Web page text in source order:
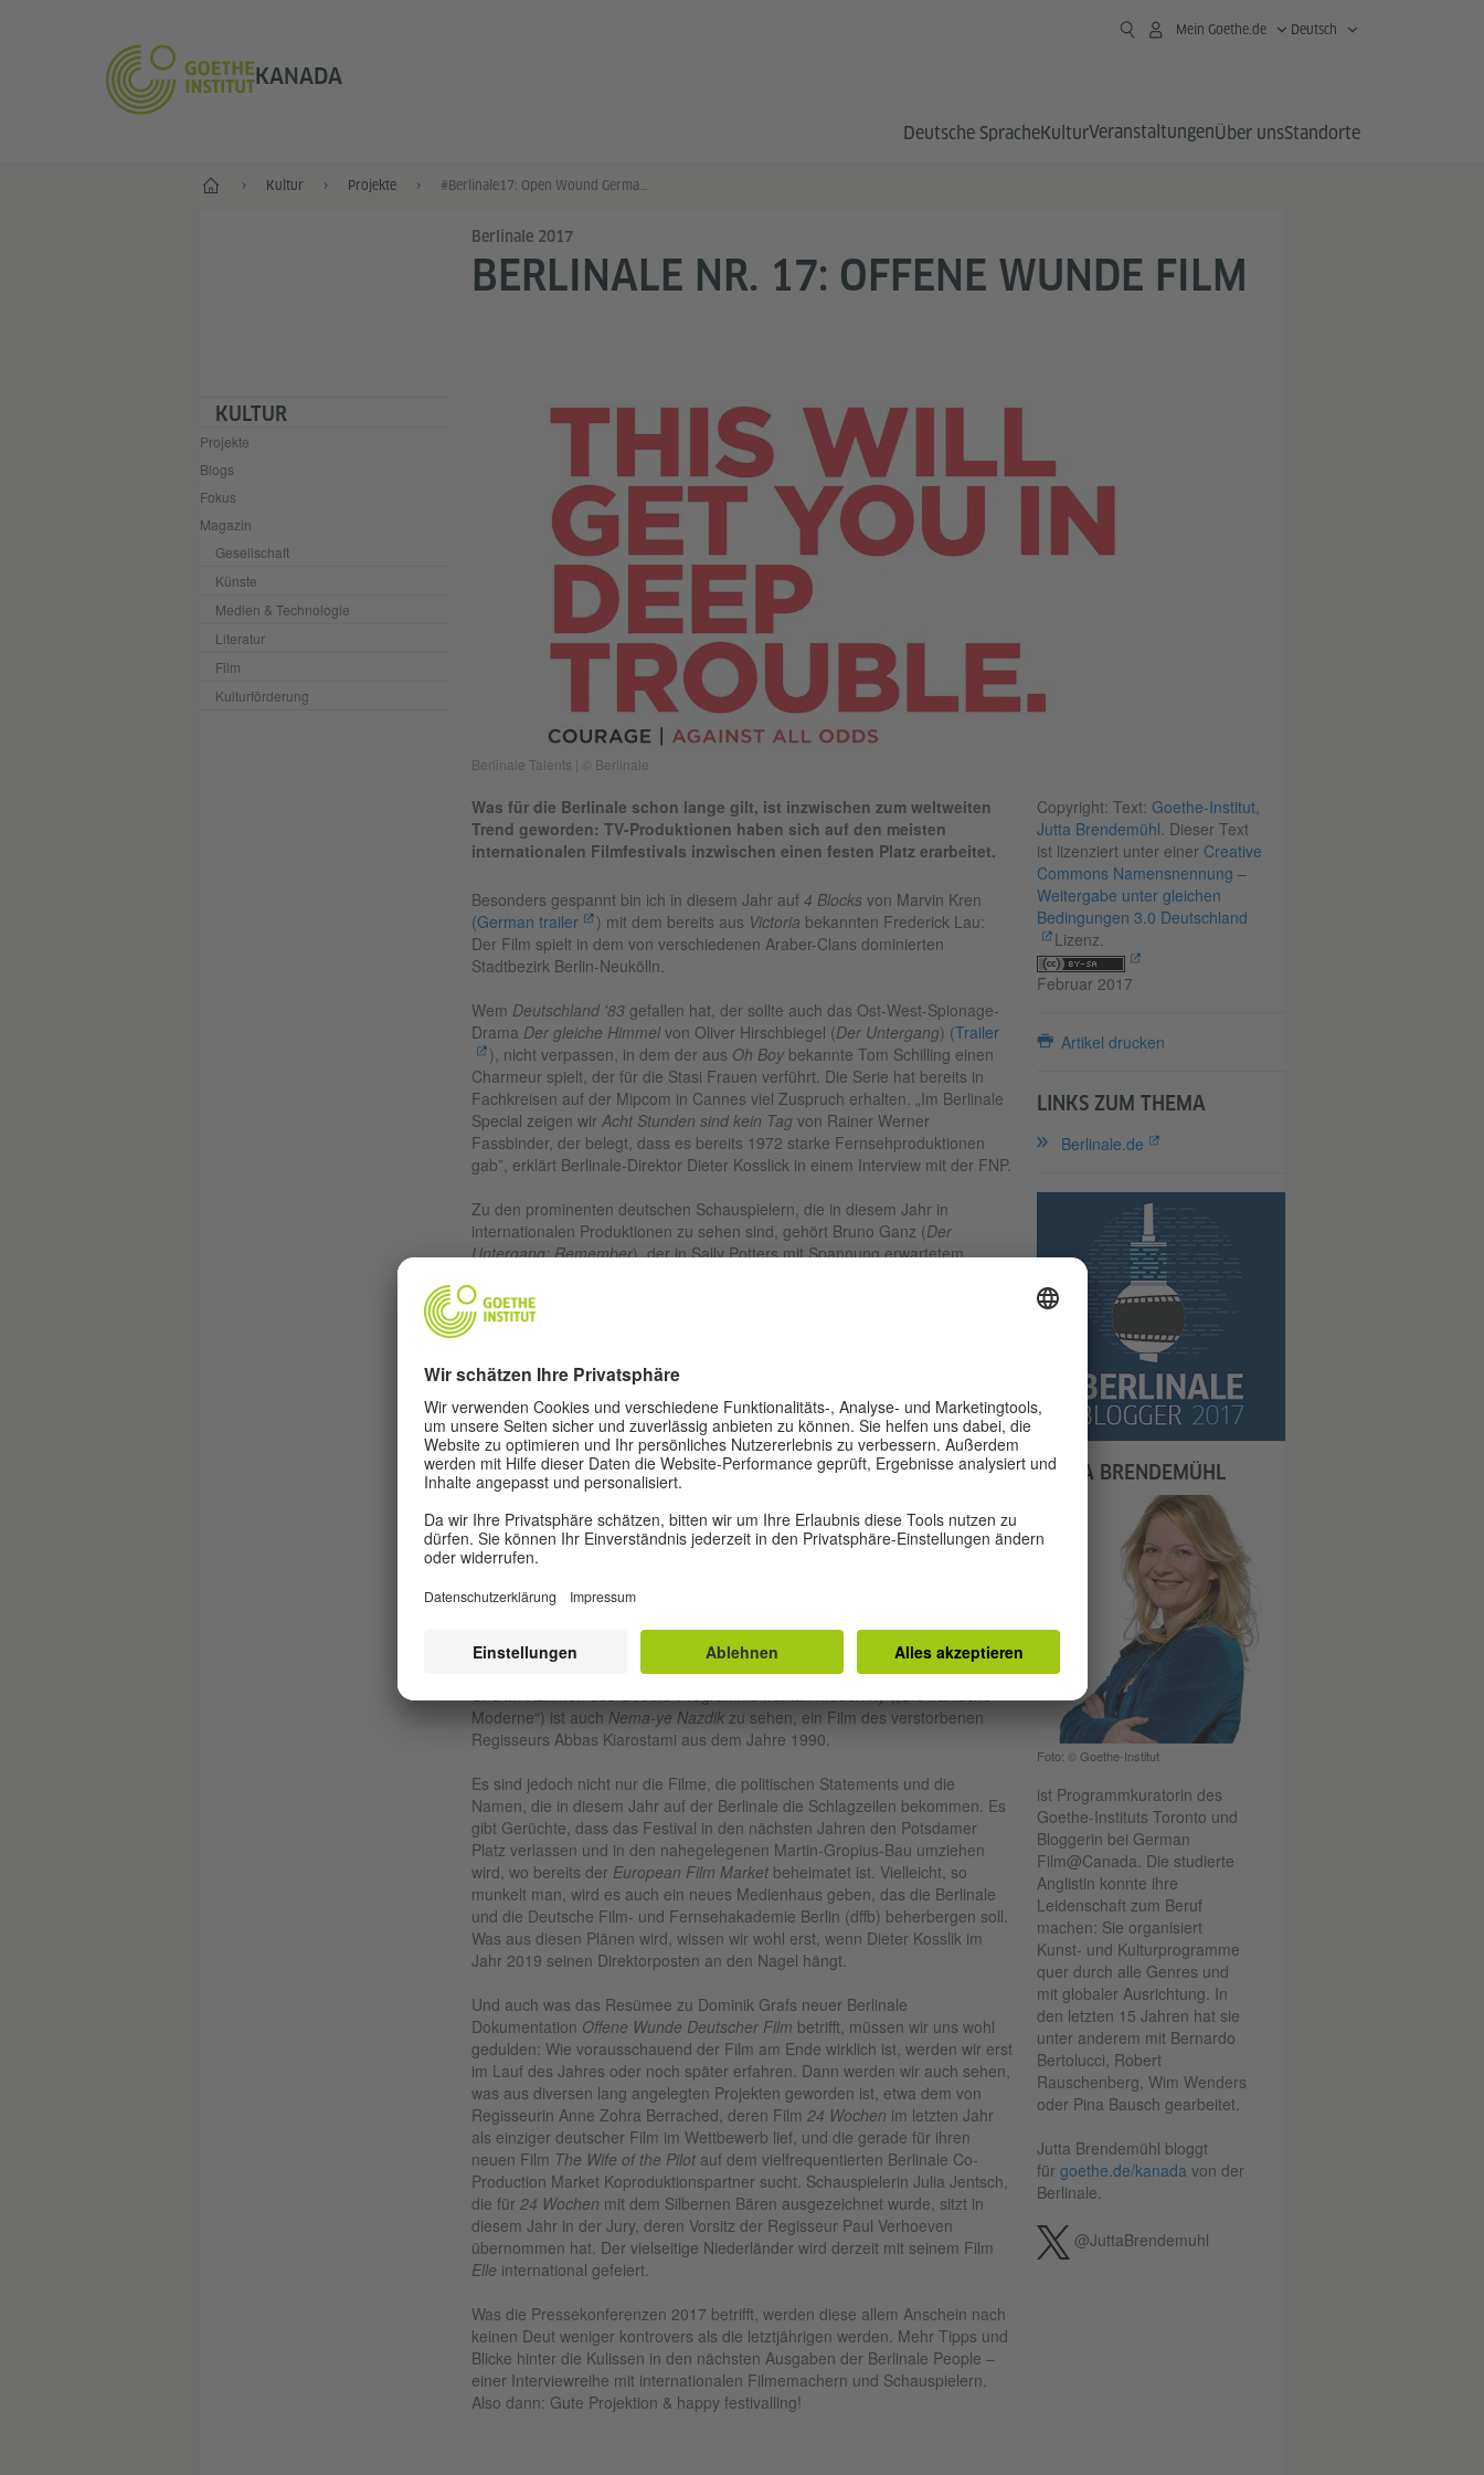
KANADA
Mein Goethe.de Deutsch
Deutsche SpracheKulturVeranstaltungenÜber unsStandorte
Start Kultur Projekte #Berlinale17: Open Wound German Film
KULTUR
Projekte
Blogs
Fokus
Magazin
Gesellschaft
Künste
Medien & Technologie
Literatur
Film
Kulturförderung
Berlinale 2017
BERLINALE NR. 17: OFFENE WUNDE FILM
Berlinale Talents | © Berlinale
Was für die Berlinale schon lange gilt, ist inzwischen zum weltweiten
Trend geworden: TV-Produktionen haben sich auf den meisten
internationalen Filmfestivals inzwischen einen festen Platz erarbeitet.
Besonders gespannt bin ich in diesem Jahr auf 4 Blocksvon Marvin Kren
(German trailer ) mit dem bereits aus Victoria bekannten Frederick Lau:
Der Film spielt in dem von verschiedenen Araber-Clans dominierten
Stadtbezirk Berlin-Neukölln.
Wem Deutschland '83gefallen hat, der sollte auch das Ost-West-Spionage-
Drama Der gleiche Himmelvon Oliver Hirschbiegel (Der Untergang) (Trailer
), nicht verpassen, in dem der aus Oh Boybekannte Tom Schilling einen
Charmeur spielt, der für die Stasi Frauen verführt. Die Serie hat bereits in
Fachkreisen auf der Mipcom in Cannes viel Zuspruch erhalten. „Im Berlinale
Special zeigen wir Acht Stunden sind kein Tagvon Rainer Werner
Fassbinder, der belegt, dass es bereits 1972 starke Fernsehproduktionen
gab”, erklärt Berlinale-Direktor Dieter Kosslick in einem Interview mit der FNP.
Zu den prominenten deutschen Schauspielern, die in diesem Jahr in
internationalen Produktionen zu sehen sind, gehört Bruno Ganz (Der
Untergang; Remember), der in Sally Potters mit Spannung erwartetem
abnehmenden Lichts
Berlinale Special gezeigt wird. Lars Eidinger (
– eine dystopische Version der Luftschlacht um England (der König gefangen
genommen, Churchill tot, die Achsenmächte haben gewonnen), gegen die
der Brexit wie ein Sonntagsspaziergang (oder eine düstere Vorahnung) wirkt.
Was viele nicht wissen: Die Berlinale ist auch für das Goethe-Institut eine
Erfolgsgeschichte. Toronto drückt seinen künstlerischen Mitarbeitern kräftig
die Daumen, als da wären Heinz Emigholz mit seiner vierteiliegen Serie
Streetscapes; Oliver Husain, dessenLa Isla Maria 3D(englischer Trailer
)
im Bereich Forum Expanded läuft. Chris Gehmann und Bruce La Bruce aus
Toronto sind hier mit einer nicht weniger kühnen deutschen Produktion zu
präsentieren außerdem drei ehemalige Artists-in-Residency des Goethe-
Instituts Toronto ihre neuesten Werke. Gemeinsam mit der Ryerson
University haben wir zudem die in Berlin lebende Filipa César gerade dem
kanadischen Publikum vorgestellt. Auch sie ist auf der Berlinale vertreten.
Und im Rahmen des Goethe-Programms Iranian Modernity („Die iranische
Moderne“) ist auch Nema-ye Nazdikzu sehen, ein Film des verstorbenen
Regisseurs Abbas Kiarostami aus dem Jahre 1990.
Es sind jedoch nicht nur die Filme, die politischen Statements und die
Namen, die in diesem Jahr auf der Berlinale die Schlagzeilen bekommen. Es
gibt Gerüchte, dass das Festival in den nächsten Jahren den Potsdamer
Platz verlassen und in den nahegelegenen Martin-Gropius-Bau umziehen
wird, wo bereits der European Film Marketbeheimatet ist. Vielleicht, so
munkelt man, wird es auch ein neues Medienhaus geben, das die Berlinale
und die Deutsche Film- und Fernsehakademie Berlin (dffb) beherbergen soll.
Was aus diesen Plänen wird, wissen wir wohl erst, wenn Dieter Kosslik im
Jahr 2019 seinen Direktorposten an den Nagel hängt.
Und auch was das Resümee zu Dominik Grafs neuer Berlinale
Dokumentation Offene Wunde Deutscher Film betrifft, müssen wir uns wohl
gedulden: Wie vorausschauend der Film am Ende wirklich ist, werden wir erst
im Lauf des Jahres oder noch später erfahren. Dann werden wir auch sehen,
was aus diversen lang angelegten Projekten geworden ist, etwa dem von
Regisseurin Anne Zohra Berrached, deren Film 24 Wochen im letzten Jahr
als einziger deutscher Film im Wettbewerb lief, und die gerade für ihren
neuen Film The Wife of the Pilot auf dem vielfrequentierten Berlinale Co-
Production Market Koproduktionspartner sucht. Schauspielerin Julia Jentsch,
die für 24 Wochen mit dem Silbernen Bären ausgezeichnet wurde, sitzt in
diesem Jahr in der Jury, deren Vorsitz der Regisseur Paul Verhoeven
übernommen hat. Der vielseitige Niederländer wird derzeit mit seinem Film
Elle international gefeiert.
Was die Pressekonferenzen 2017 betrifft, werden diese allem Anschein nach
keinen Deut weniger kontrovers als die letztjährigen werden. Mehr Tipps und
Blicke hinter die Kulissen in den nächsten Ausgaben der Berlinale People –
einer Interviewreihe mit internationalen Filmemachern und Schauspielern.
Also dann: Gute Projektion & happy festivalling!
Copyright: Text: Goethe-Institut,
Jutta Brendemühl. Dieser Text
ist lizenziert unter einer Creative
Commons Namensnennung –
Weitergabe unter gleichen
Bedingungen 3.0 Deutschland
Lizenz.
Februar 2017
Artikel drucken
LINKS ZUM THEMA
Berlinale.de
JUTTA BRENDEMÜHL
Foto: © Goethe-Institut
ist Programmkuratorin des
Goethe-Instituts Toronto und
Bloggerin bei German
Film@Canada. Die studierte
Anglistin konnte ihre
Leidenschaft zum Beruf
machen: Sie organisiert
Kunst- und Kulturprogramme
quer durch alle Genres und
mit globaler Ausrichtung. In
den letzten 15 Jahren hat sie
unter anderem mit Bernardo
Bertolucci, Robert
Rauschenberg, Wim Wenders
oder Pina Bausch gearbeitet.
Jutta Brendemühl bloggt
für goethe.de/kanadavon der
Berlinale.
@JuttaBrendemuhl